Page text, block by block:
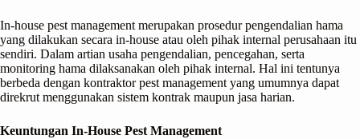
In-house pest management merupakan prosedur pengendalian hama
yang dilakukan secara in-house atau oleh pihak internal perusahaan itu
sendiri. Dalam artian usaha pengendalian, pencegahan, serta
monitoring hama dilaksanakan oleh pihak internal. Hal ini tentunya
berbeda dengan kontraktor pest management yang umumnya dapat
direkrut menggunakan sistem kontrak maupun jasa harian.
Keuntungan In-House Pest Management